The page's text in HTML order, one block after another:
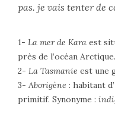
pas. je vais tenter de
1- La mer de Kara est
près de l’océan Arctique.
2- La Tasmanie est une
3- Aborigène : habitant
primitif. Synonyme :